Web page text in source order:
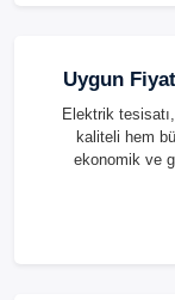
Uygun
Elektrik
kaliteli hem
ekonomik ve